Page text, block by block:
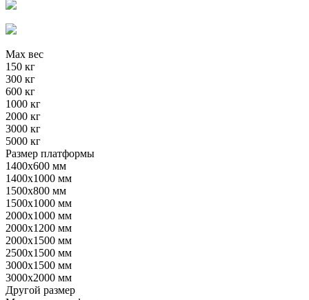
Max вес
150 кг
300 кг
600 кг
1000 кг
2000 кг
3000 кг
5000 кг
Размер платформы
1400х600 мм
1400х1000 мм
1500х800 мм
1500х1000 мм
2000х1000 мм
2000х1200 мм
2000х1500 мм
2500х1500 мм
3000х1500 мм
3000х2000 мм
Другой размер